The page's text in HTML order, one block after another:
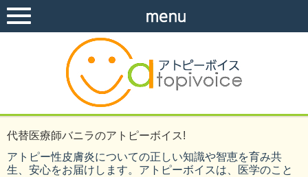
代替医療師バニラのアトピーボイス!
アトピー性皮膚炎についての正しい知識や智恵を育み共
生、安心をお届けします。アトピーボイスは、医学のこと